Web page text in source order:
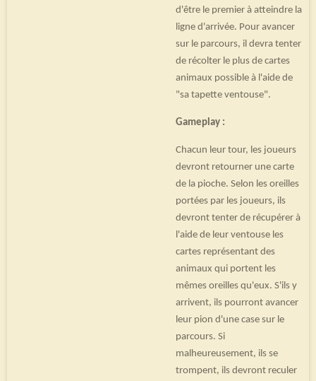
d'être le premier à atteindre la
ligne d'arrivée. Pour avancer
sur le parcours, il devra tenter
de récolter le plus de cartes
animaux possible à l'aide de
"sa tapette ventouse".
Gameplay :
Chacun leur tour, les joueurs
devront retourner une carte
de la pioche. Selon les oreilles
portées par les joueurs, ils
devront tenter de récupérer à
l'aide de leur ventouse les
cartes représentant des
animaux qui portent les
mêmes oreilles qu'eux. S'ils y
arrivent, ils pourront avancer
leur pion d'une case sur le
parcours. Si
malheureusement, ils se
trompent, ils devront reculer